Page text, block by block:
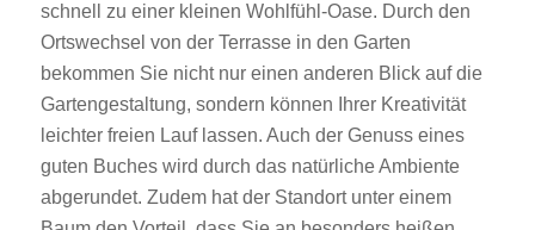
schnell zu einer kleinen Wohlfühl-Oase. Durch den
Ortswechsel von der Terrasse in den Garten
bekommen Sie nicht nur einen anderen Blick auf die
Gartengestaltung, sondern können Ihrer Kreativität
leichter freien Lauf lassen. Auch der Genuss eines
guten Buches wird durch das natürliche Ambiente
abgerundet. Zudem hat der Standort unter einem